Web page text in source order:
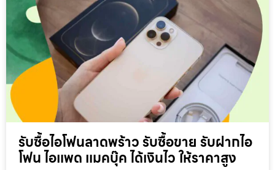
รับซื้อไอโฟนลาดพร้าว รับซื้อขาย รับฝากไอ
โฟน ไอแพด แมคบุ๊ค ได้เงินไว ให้ราคาสูง